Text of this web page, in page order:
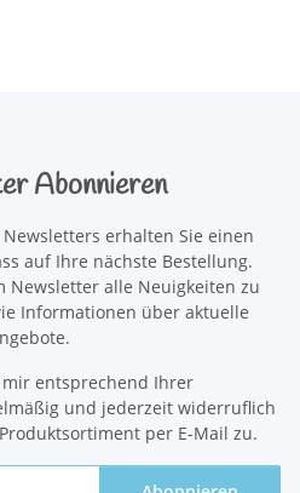
Abonnieren
erhalten Sie einen
auf Ihre nächste Bestellung.
Newsletter alle Neuigkeiten zu
Informationen über aktuelle
entsprechend Ihrer
und jederzeit widerruflich
per E-Mail zu.